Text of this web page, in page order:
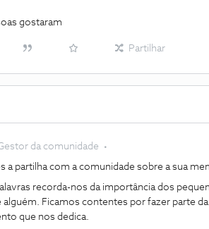
gostaram
Partilhar
da comunidade
a partilha com a comunidade sobre a sua
recorda-nos da importância dos
alguém. Ficamos contentes por fazer parte
que nos dedica.